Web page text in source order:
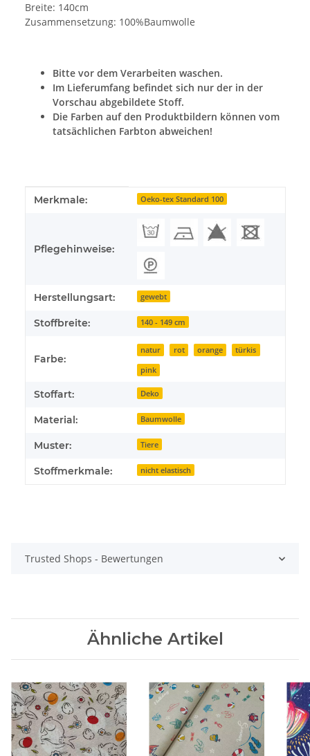
Breite: 140cm
Zusammensetzung: 100%Baumwolle
Bitte vor dem Verarbeiten waschen.
Im Lieferumfang befindet sich nur der in der
Vorschau abgebildete Stoff.
Die Farben auf den Produktbildern können vom
tatsächlichen Farbton abweichen!
Produkteigenschaft
Wert
Merkmale: Oeko-tex Standard 100
Pflegehinweise:
Herstellungsart: gewebt
Stoffbreite: 140 - 149 cm
Farbe:
natur rot orange türkis
pink
Stoffart: Deko
Material: Baumwolle
Muster: Tiere
Stoffmerkmale: nicht elastisch
Trusted Shops - Bewertungen
Ähnliche Artikel